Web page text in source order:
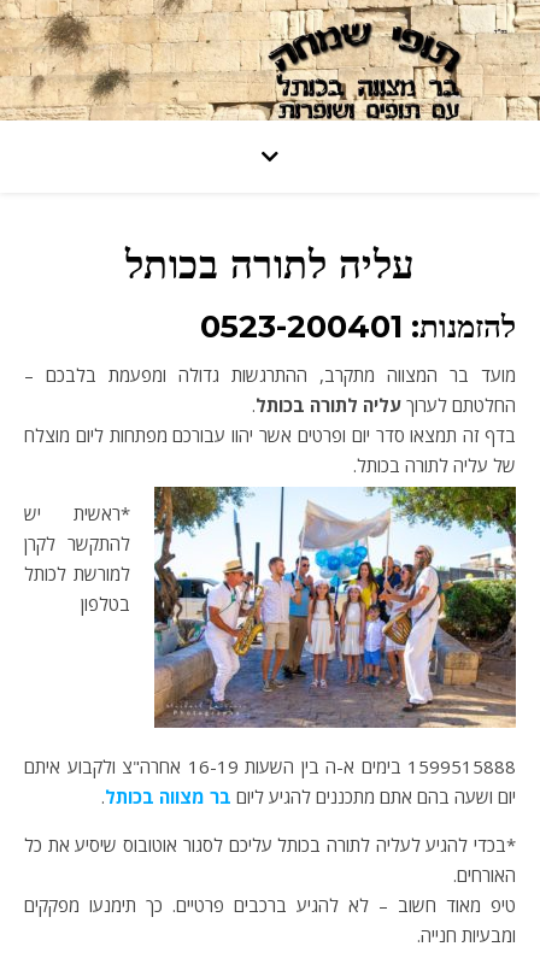
עליה לתורה בכותל
להזמנות: 0523-200401
מועד בר המצווה מתקרב, ההתרגשות גדולה ומפעמת בלבכם –
החלטתם לערוך עליה לתורה בכותל.
בדף זה תמצאו סדר יום ופרטים אשר יהוו עבורכם מפתחות ליום מוצלח
של עליה לתורה בכותל.
*ראשית יש
להתקשר לקרן
למורשת לכותל
בטלפון
1599515888 בימים א-ה בין השעות 16-19 אחרה"צ ולקבוע איתם
יום ושעה בהם אתם מתכננים להגיע ליום בר מצווה בכותל.
*בכדי להגיע לעליה לתורה בכותל עליכם לסגור אוטובוס שיסיע את כל
האורחים.
טיפ מאוד חשוב – לא להגיע ברכבים פרטיים. כך תימנעו מפקקים
ומבעיות חנייה.